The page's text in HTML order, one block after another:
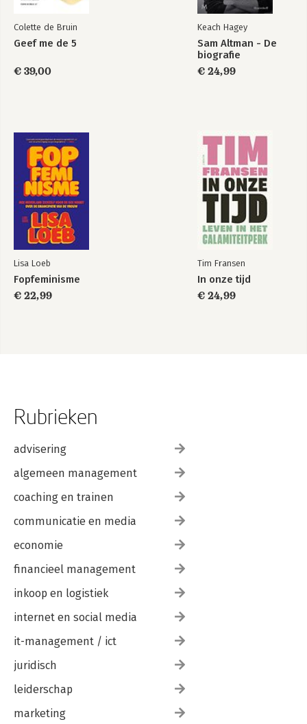
Colette de Bruin
Geef me de 5
€ 39,00
Keach Hagey
Sam Altman - De
biografie
€ 24,99
Lisa Loeb
Fopfeminisme
€ 22,99
Tim Fransen
In onze tijd
€ 24,99
Rubrieken
advisering
algemeen management
coaching en trainen
communicatie en media
economie
financieel management
inkoop en logistiek
internet en social media
it-management / ict
juridisch
leiderschap
marketing